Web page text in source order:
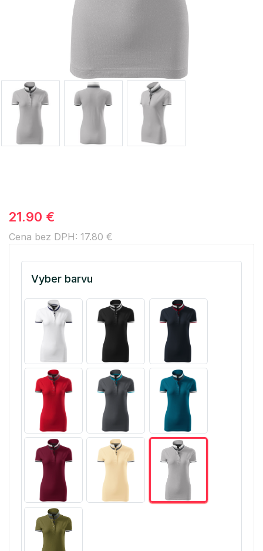
21.90 €
Cena bez DPH: 17.80 €
Vyber barvu